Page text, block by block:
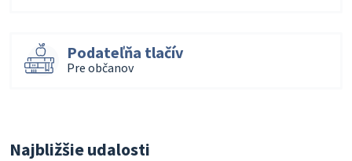
Podateľňa tlačív
Pre občanov
Najbližšie udalosti